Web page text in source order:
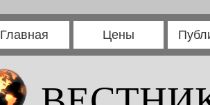
Главная Цены